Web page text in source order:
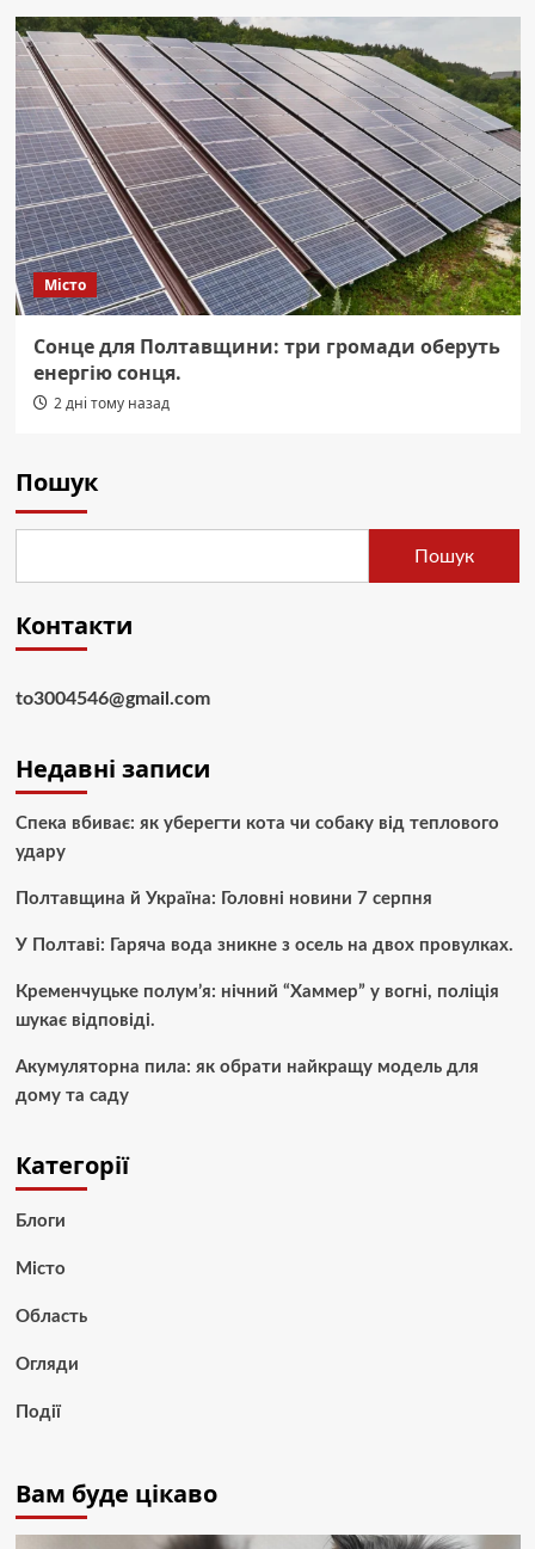
Місто
Сонце для Полтавщини: три громади оберуть
енергію сонця.
2 дні тому назад
Пошук
Пошук
Контакти
to3004546@gmail.com
Недавні записи
Спека вбиває: як уберегти кота чи собаку від теплового
удару
Полтавщина й Україна: Головні новини 7 серпня
У Полтаві: Гаряча вода зникне з осель на двох провулках.
Кременчуцьке полум’я: нічний “Хаммер” у вогні, поліція
шукає відповіді.
Акумуляторна пила: як обрати найкращу модель для
дому та саду
Категорії
Блоги
Місто
Область
Огляди
Події
Вам буде цікаво